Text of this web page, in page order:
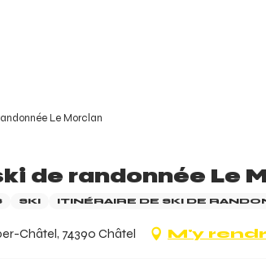
Le Morclan
de randonnée Le
SKI ITINÉRAIRE DE SKI DE
Châtel, 74390 Châtel M'y